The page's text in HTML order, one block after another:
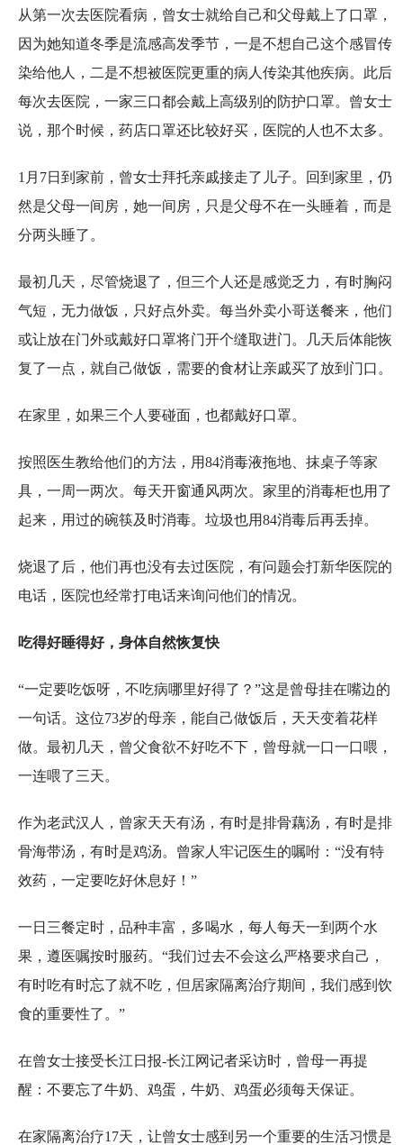
从第一次去医院看病，曾女士就给自己和父母戴上了口罩，
因为她知道冬季是流感高发季节，一是不想自己这个感冒传
染给他人，二是不想被医院更重的病人传染其他疾病。此后
每次去医院，一家三口都会戴上高级别的防护口罩。曾女士
说，那个时候，药店口罩还比较好买，医院的人也不太多。
1月7日到家前，曾女士拜托亲戚接走了儿子。回到家里，仍
然是父母一间房，她一间房，只是父母不在一头睡着，而是
分两头睡了。
最初几天，尽管烧退了，但三个人还是感觉乏力，有时胸闷
气短，无力做饭，只好点外卖。每当外卖小哥送餐来，他们
或让放在门外或戴好口罩将门开个缝取进门。几天后体能恢
复了一点，就自己做饭，需要的食材让亲戚买了放到门口。
在家里，如果三个人要碰面，也都戴好口罩。
按照医生教给他们的方法，用84消毒液拖地、抹桌子等家
具，一周一两次。每天开窗通风两次。家里的消毒柜也用了
起来，用过的碗筷及时消毒。垃圾也用84消毒后再丢掉。
烧退了后，他们再也没有去过医院，有问题会打新华医院的
电话，医院也经常打电话来询问他们的情况。
吃得好睡得好，身体自然恢复快
“一定要吃饭呀，不吃病哪里好得了？”这是曾母挂在嘴边的
一句话。这位73岁的母亲，能自己做饭后，天天变着花样
做。最初几天，曾父食欲不好吃不下，曾母就一口一口喂，
一连喂了三天。
作为老武汉人，曾家天天有汤，有时是排骨藕汤，有时是排
骨海带汤，有时是鸡汤。曾家人牢记医生的嘱咐：“没有特
效药，一定要吃好休息好！”
一日三餐定时，品种丰富，多喝水，每人每天一到两个水
果，遵医嘱按时服药。“我们过去不会这么严格要求自己，
有时吃有时忘了就不吃，但居家隔离治疗期间，我们感到饮
食的重要性了。”
在曾女士接受长江日报-长江网记者采访时，曾母一再提
醒：不要忘了牛奶、鸡蛋，牛奶、鸡蛋必须每天保证。
在家隔离治疗17天，让曾女士感到另一个重要的生活习惯是